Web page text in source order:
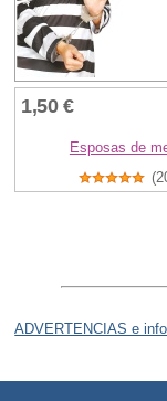
1,50 €
Esposas de
ADVERTENCIAS e